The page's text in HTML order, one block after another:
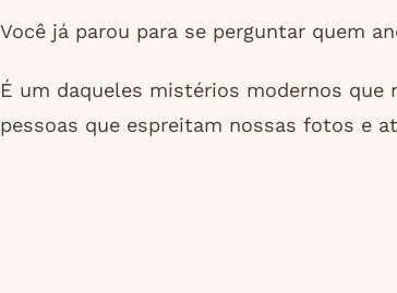
Você já parou para se perguntar quem
É um daqueles mistérios modernos que
pessoas que espreitam nossas fotos e